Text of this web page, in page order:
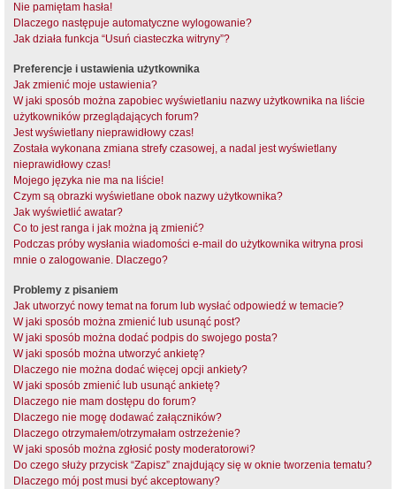
Nie pamiętam hasła!
Dlaczego następuje automatyczne wylogowanie?
Jak działa funkcja “Usuń ciasteczka witryny”?
Preferencje i ustawienia użytkownika
Jak zmienić moje ustawienia?
W jaki sposób można zapobiec wyświetlaniu nazwy użytkownika na liście
użytkowników przeglądających forum?
Jest wyświetlany nieprawidłowy czas!
Została wykonana zmiana strefy czasowej, a nadal jest wyświetlany
nieprawidłowy czas!
Mojego języka nie ma na liście!
Czym są obrazki wyświetlane obok nazwy użytkownika?
Jak wyświetlić awatar?
Co to jest ranga i jak można ją zmienić?
Podczas próby wysłania wiadomości e-mail do użytkownika witryna prosi
mnie o zalogowanie. Dlaczego?
Problemy z pisaniem
Jak utworzyć nowy temat na forum lub wysłać odpowiedź w temacie?
W jaki sposób można zmienić lub usunąć post?
W jaki sposób można dodać podpis do swojego posta?
W jaki sposób można utworzyć ankietę?
Dlaczego nie można dodać więcej opcji ankiety?
W jaki sposób zmienić lub usunąć ankietę?
Dlaczego nie mam dostępu do forum?
Dlaczego nie mogę dodawać załączników?
Dlaczego otrzymałem/otrzymałam ostrzeżenie?
W jaki sposób można zgłosić posty moderatorowi?
Do czego służy przycisk “Zapisz” znajdujący się w oknie tworzenia tematu?
Dlaczego mój post musi być akceptowany?